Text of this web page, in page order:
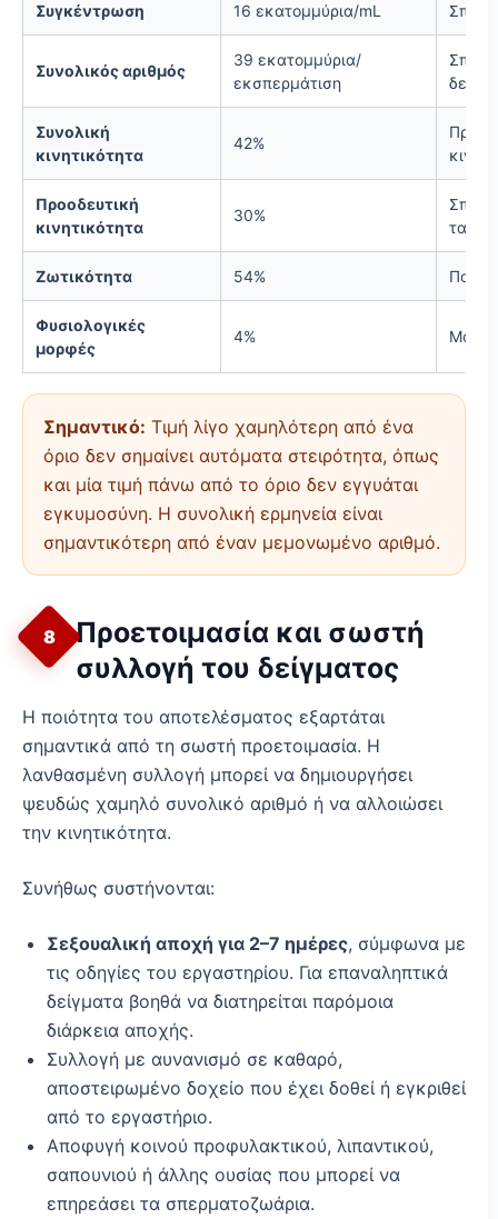
Συγκέντρωση 16 εκατομμύρια/mL
Συνολικός αριθμός
39 εκατομμύρια/
εκσπερμάτιση
δείγμα
Συνολική
κινητικότητα
42%
κινητά
Προοδευτική
κινητικότητα
30%
τα
Ζωτικότητα 54%
Φυσιολογικές
μορφές
4%
Σημαντικό: Τιμή λίγο χαμηλότερη από ένα
όριο δεν σημαίνει αυτόματα στειρότητα, όπως
και μία τιμή πάνω από το όριο δεν εγγυάται
εγκυμοσύνη. Η συνολική ερμηνεία είναι
σημαντικότερη από έναν μεμονωμένο αριθμό.
8
Προετοιμασία και σωστή
συλλογή του δείγματος
Η ποιότητα του αποτελέσματος εξαρτάται
σημαντικά από τη σωστή προετοιμασία. Η
λανθασμένη συλλογή μπορεί να δημιουργήσει
ψευδώς χαμηλό συνολικό αριθμό ή να αλλοιώσει
την κινητικότητα.
Συνήθως συστήνονται:
Σεξουαλική αποχή για 2–7 ημέρες, σύμφωνα με
τις οδηγίες του εργαστηρίου. Για επαναληπτικά
δείγματα βοηθά να διατηρείται παρόμοια
διάρκεια αποχής.
Συλλογή με αυνανισμό σε καθαρό,
αποστειρωμένο δοχείο που έχει δοθεί ή εγκριθεί
από το εργαστήριο.
Αποφυγή κοινού προφυλακτικού, λιπαντικού,
σαπουνιού ή άλλης ουσίας που μπορεί να
επηρεάσει τα σπερματοζωάρια.